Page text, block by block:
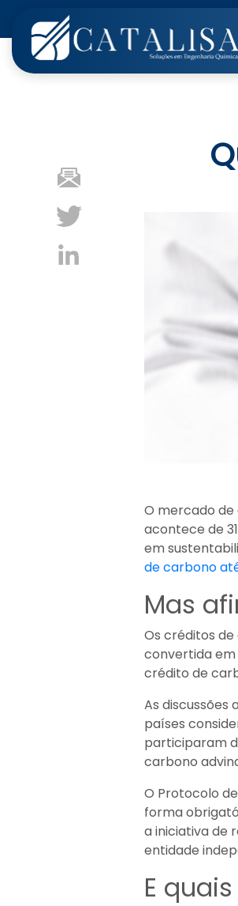
O mercado de
acontece de
em
de carbono
Mas
Os créditos
convertida em
crédito de
As discussões
países
participaram
carbono
O Protocolo
forma
a iniciativa de
entidade
E